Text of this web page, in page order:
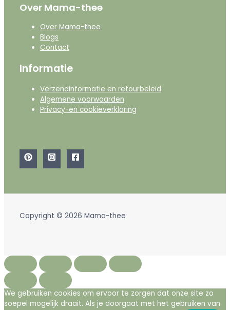
Over Mama-thee
Over Mama-thee
Blogs
Contact
Informatie
Verzendinformatie en retourbeleid
Algemene voorwaarden
Privacy-en cookieverklaring
Copyright © 2026 Mama-thee
We gebruiken cookies om ervoor te zorgen dat onze site zo
soepel mogelijk draait. Als je doorgaat met het gebruiken van